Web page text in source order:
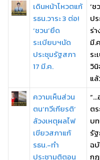
เดินหน้าโหวตแก้
รธน.วาระ 3 ต่อ!
‘ชวน’ยึด
ระเบียบฯนัด
ประชุมรัฐสภา
17 มี.ค.
‘ช
ป
ร่า
มี.
ร
วิ
แ
ความเห็นส่วน
ตน‘ทวีเกียรติ’
ล้วงเหตุผลไฟ
เขียวสภาแก้
รธน.-ทำ
ประชามติตอน
ต
บ
รั
ฉ
ก